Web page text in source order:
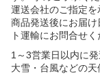
運送会社のご指定を
商品発送後にお届
ト運輸にお問合せく
1～3営業日以内に発
大雪・台風などの